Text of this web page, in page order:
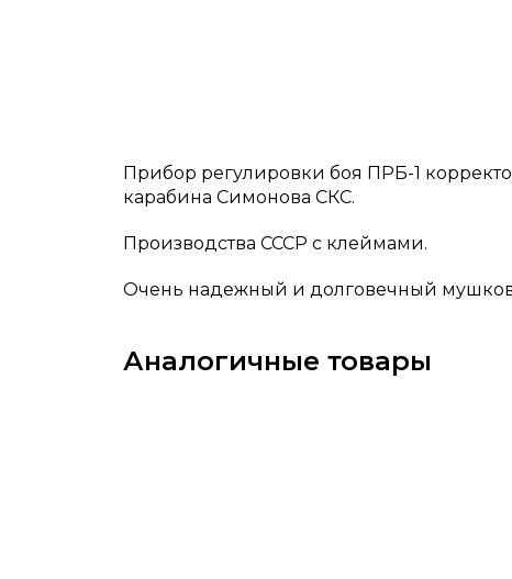
Прибор регулировки боя ПРБ-1
карабина Симонова СКС.
Производства СССР с клеймами.
Очень надежный и долговечный
Аналогичные товары